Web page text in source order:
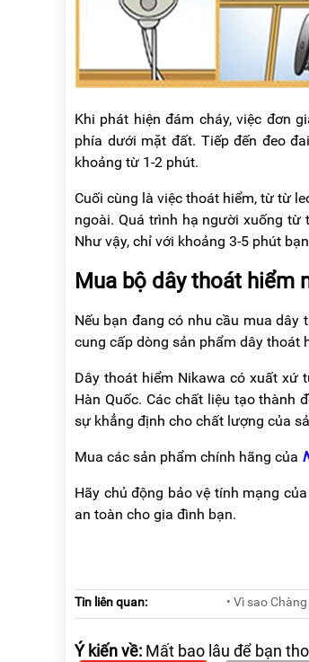
Khi phát hiện đám cháy, việc đơn
phía dưới mặt đất. Tiếp đến đeo
khoảng từ 1-2 phút.
Cuối cùng là việc thoát hiểm, từ từ
ngoài. Quá trình hạ người xuống
Như vậy, chỉ với khoảng 3-5 phút
Mua bộ dây thoát hiểm
Nếu bạn đang có nhu cầu mua dây
cung cấp dòng sản phẩm dây thoát
Dây thoát hiểm Nikawa có xuất xứ
Hàn Quốc. Các chất liệu tạo thành
sự khẳng định cho chất lượng của
Mua các sản phẩm chính hãng của
Hãy chủ động bảo vệ tính mạng
an toàn cho gia đình bạn.
Tin liên quan: • Vì sao
Ý kiến về: Mất bao lâu để bạn